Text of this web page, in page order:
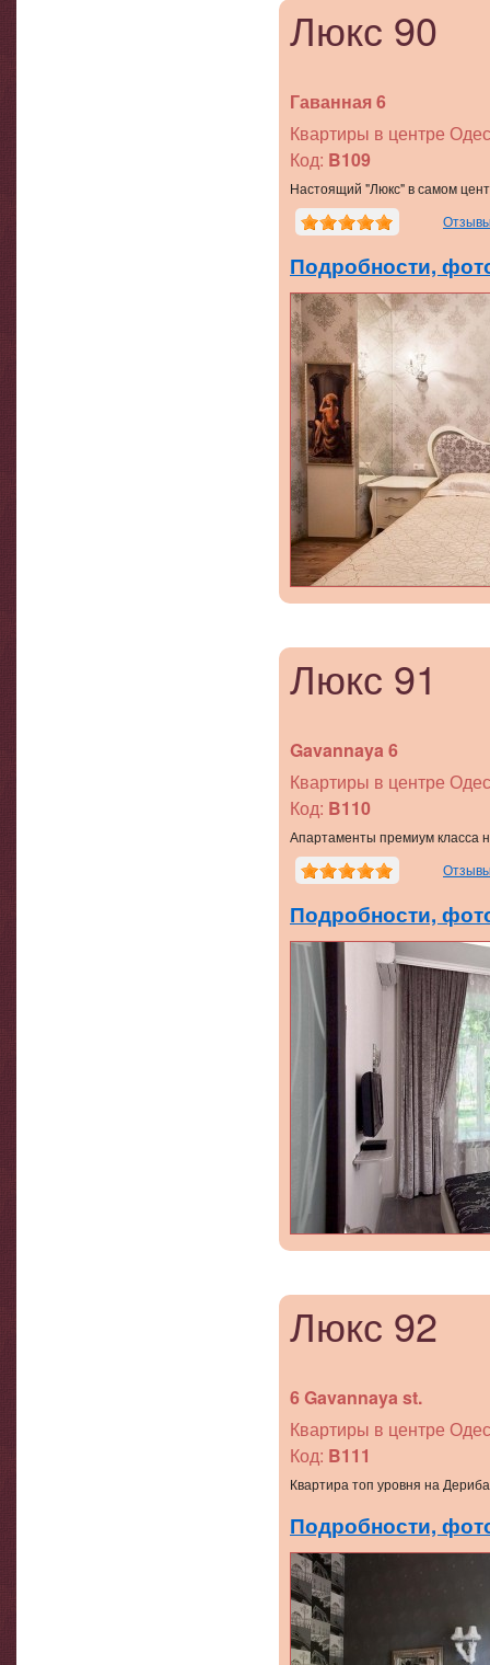
Люкс 90
Гаванная 6
Квартиры в центре
Код: B109
Настоящий "Люкс" в самом
Подробности,
Люкс 91
Gavannaya 6
Квартиры в центре
Код: B110
Апартаменты премиум класса
Подробности,
Люкс 92
6 Gavannaya st.
Квартиры в центре
Код: B111
Квартира топ уровня на
Подробности,